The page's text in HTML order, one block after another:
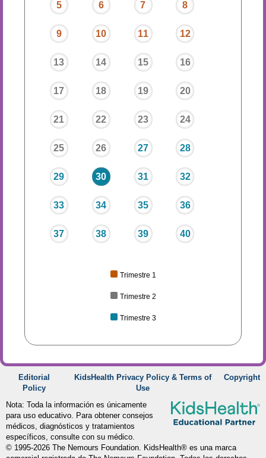
5 6 7 8
9 10 11 12
13 14 15 16
17 18 19 20
21 22 23 24
25 26 27 28
29 30 31 32
33 34 35 36
37 38 39 40
Trimestre 1
Trimestre 2
Trimestre 3
Editorial
Policy
KidsHealth Privacy Policy & Terms of
Use
Copyright
Nota: Toda la información es únicamente
para uso educativo. Para obtener consejos
médicos, diagnósticos y tratamientos
específicos, consulte con su médico.
© 1995-2026 The Nemours Foundation. KidsHealth® es una marca